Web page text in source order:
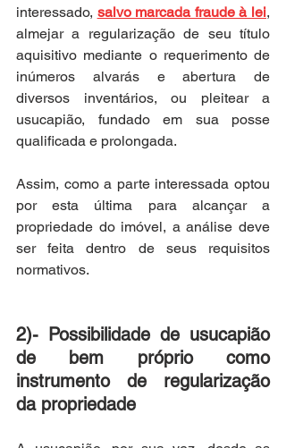
interessado, salvo marcada fraude à lei,
almejar a regularização de seu título
aquisitivo mediante o requerimento de
inúmeros alvarás e abertura de
diversos inventários, ou pleitear a
usucapião, fundado em sua posse
qualificada e prolongada.
Assim, como a parte interessada optou
por esta última para alcançar a
propriedade do imóvel, a análise deve
ser feita dentro de seus requisitos
normativos.
2)- Possibilidade de usucapião
de bem próprio como
instrumento de regularização
da propriedade